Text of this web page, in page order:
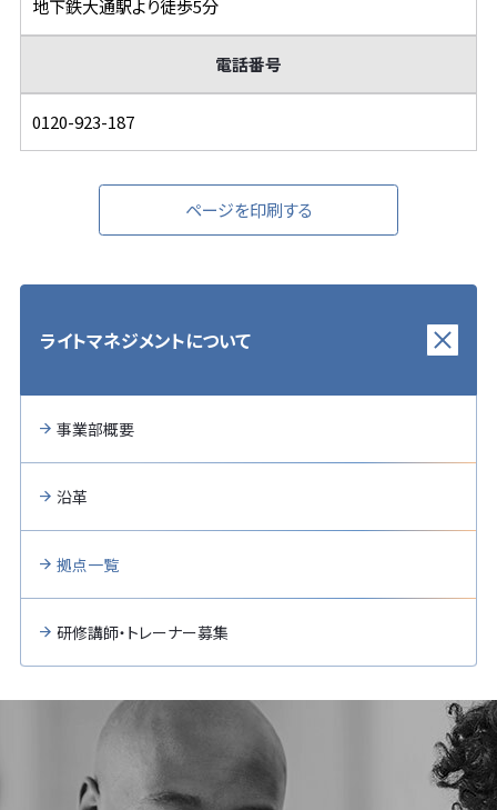
地下鉄大通駅より徒歩5分
電話番号
0120-923-187
ページを印刷する
ライトマネジメントについて
事業部概要
沿革
拠点一覧
研修講師・トレーナー募集